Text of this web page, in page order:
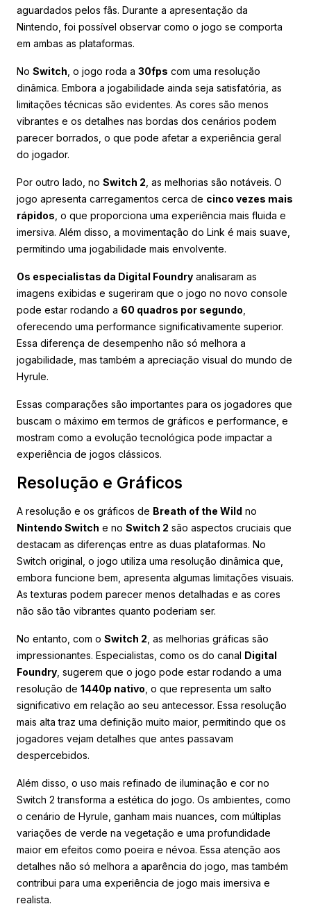
aguardados pelos fãs. Durante a apresentação da
Nintendo, foi possível observar como o jogo se comporta
em ambas as plataformas.
No Switch , o jogo roda a 30fps com uma resolução
dinâmica. Embora a jogabilidade ainda seja satisfatória, as
limitações técnicas são evidentes. As cores são menos
vibrantes e os detalhes nas bordas dos cenários podem
parecer borrados, o que pode afetar a experiência geral
do jogador.
Por outro lado, no Switch 2 , as melhorias são notáveis. O
jogo apresenta carregamentos cerca de cinco vezes mais
rápidos , o que proporciona uma experiência mais fluida e
imersiva. Além disso, a movimentação do Link é mais suave,
permitindo uma jogabilidade mais envolvente.
Os especialistas da Digital Foundry analisaram as
imagens exibidas e sugeriram que o jogo no novo console
pode estar rodando a 60 quadros por segundo
oferecendo uma performance significativamente superior.
Essa diferença de desempenho não só melhora a
jogabilidade, mas também a apreciação visual do mundo de
Hyrule.
Essas comparações são importantes para os jogadores que
buscam o máximo em termos de gráficos e performance, e
mostram como a evolução tecnológica pode impactar a
experiência de jogos clássicos.
Resolução e Gráficos
A resolução e os gráficos de Breath of the Wild no
Nintendo Switch e no Switch 2 são aspectos cruciais que
destacam as diferenças entre as duas plataformas. No
Switch original, o jogo utiliza uma resolução dinâmica que,
embora funcione bem, apresenta algumas limitações visuais.
As texturas podem parecer menos detalhadas e as cores
não são tão vibrantes quanto poderiam ser.
No entanto, com o Switch 2 , as melhorias gráficas são
impressionantes. Especialistas, como os do canal Digital
Foundry , sugerem que o jogo pode estar rodando a uma
resolução de 1440p nativo , o que representa um salto
significativo em relação ao seu antecessor. Essa resolução
mais alta traz uma definição muito maior, permitindo que os
jogadores vejam detalhes que antes passavam
despercebidos.
Além disso, o uso mais refinado de iluminação e cor no
Switch 2 transforma a estética do jogo. Os ambientes, como
o cenário de Hyrule, ganham mais nuances, com múltiplas
variações de verde na vegetação e uma profundidade
maior em efeitos como poeira e névoa. Essa atenção aos
detalhes não só melhora a aparência do jogo, mas também
contribui para uma experiência de jogo mais imersiva e
realista.